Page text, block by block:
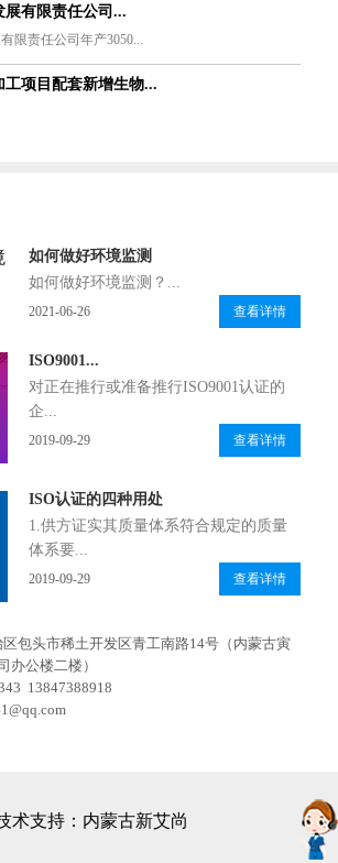
展有限责任公司...
限责任公司年产3050...
工项目配套新增生物...
如何做好环境监测
如何做好环境监测？...
2021-06-26 查看详情
ISO9001...
对正在推行或准备推行ISO9001认证的
企...
2019-09-29 查看详情
ISO认证的四种用处
1.供方证实其质量体系符合规定的质量
体系要...
2019-09-29 查看详情
包头市稀土开发区青工南路14号（内蒙古寅
办公楼二楼）
13847388918
术支持：内蒙古新艾尚